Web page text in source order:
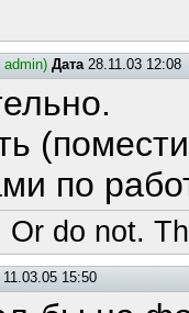
Дата28.11.03 12:08
по
do not.
15:50